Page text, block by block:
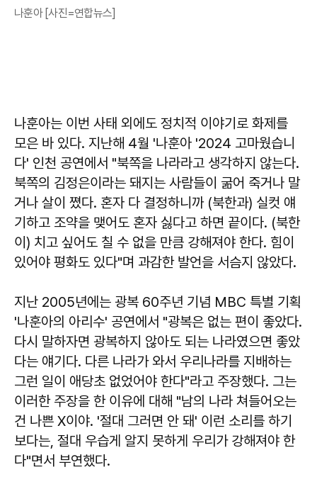
나훈아 [사진=연합뉴스]
나훈아는 이번 사태 외에도 정치적 이야기로 화제를
모은 바 있다. 지난해 4월 '나훈아 '2024 고마웠습니
다' 인천 공연에서 "북쪽을 나라라고 생각하지 않는다.
북쪽의 김정은이라는 돼지는 사람들이 굶어 죽거나 말
거나 살이 쪘다. 혼자 다 결정하니까 (북한과) 실컷 얘
기하고 조약을 맺어도 혼자 싫다고 하면 끝이다. (북한
이) 치고 싶어도 칠 수 없을 만큼 강해져야 한다. 힘이
있어야 평화도 있다"며 과감한 발언을 서슴지 않았다.
지난 2005년에는 광복 60주년 기념 MBC 특별 기획
'나훈아의 아리수' 공연에서 "광복은 없는 편이 좋았다.
다시 말하자면 광복하지 않아도 되는 나라였으면 좋았
다는 얘기다. 다른 나라가 와서 우리나라를 지배하는
그런 일이 애당초 없었어야 한다"라고 주장했다. 그는
이러한 주장을 한 이유에 대해 "남의 나라 쳐들어오는
건 나쁜 X이야. '절대 그러면 안 돼' 이런 소리를 하기
보다는, 절대 우습게 알지 못하게 우리가 강해져야 한
다"면서 부연했다.